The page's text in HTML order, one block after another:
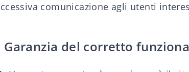
comunicazione agli utenti
Garanzia del corretto